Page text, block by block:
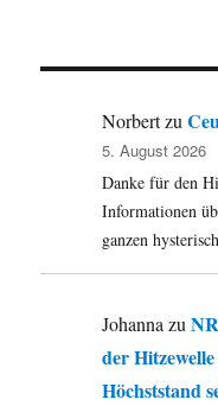
Norbertzu
5. August 2026
Danke für den
Informationen
ganzen
Johannazu
der
Höchststand